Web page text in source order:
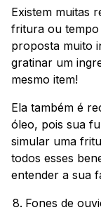
Existem muitas
fritura ou
proposta muito
gratinar um
mesmo item!
Ela também é
óleo, pois sua
simular uma
todos esses
entender a sua
Fones de